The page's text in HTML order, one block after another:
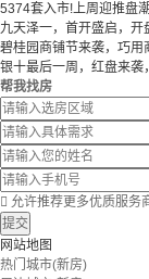
5374套入市!上周迎推盘
九天泽一，首开盛启，开
碧桂园商铺节来袭，巧用
银十最后一周，红盘来袭
帮我找房
 允许推荐更多优质服务
提交
网站地图
热门城市(新房)